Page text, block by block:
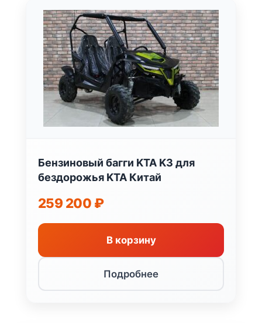
Бензиновый багги KTA K3 для
бездорожья KTA Китай
259 200 ₽
В корзину
Подробнее